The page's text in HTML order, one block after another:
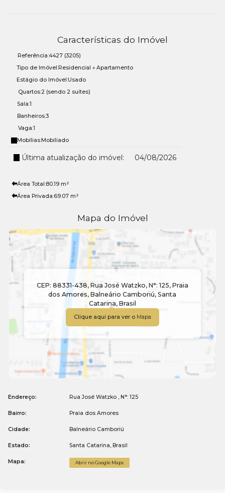
Características do Imóvel
Referência:4427 (3205)
Tipo de Imóvel:Residencial » Apartamento
Estágio do Imóvel:Usado
Quartos:2 (sendo 2 suítes)
Sala:1
Banheiros:3
Vaga:1
Mobílias:Mobiliado
Última atualização do imóvel: 04/08/2026
Área Total:80.19 m²
Área Privada:69.07 m²
Mapa do Imóvel
CEP: 88331-438, Rua José Watzko, N°: 125, Praia
dos Amores,Balneário Camboriú,Santa
Catarina, Brasil
Clique aqui para ver o Mapa
Endereço: Rua José Watzko , N°: 125
Bairro: Praia dos Amores
Cidade: Balneário Camboriú
Estado: Santa Catarina, Brasil
Mapa: Abrir no Google Maps